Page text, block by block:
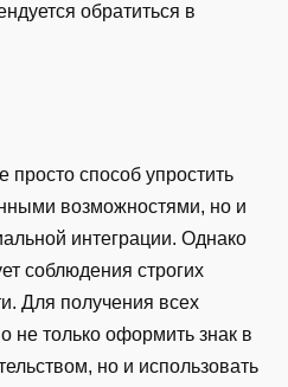
обратиться в
способ упростить
возможностями, но и
интеграции. Однако
соблюдения строгих
Для получения всех
не только оформить знак в
но и использовать